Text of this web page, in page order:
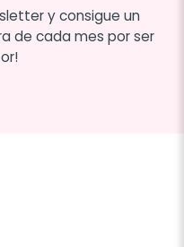
y consigue un
de cada mes por ser